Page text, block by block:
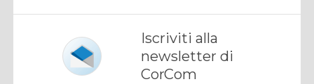
Iscriviti alla
newsletter di
CorCom